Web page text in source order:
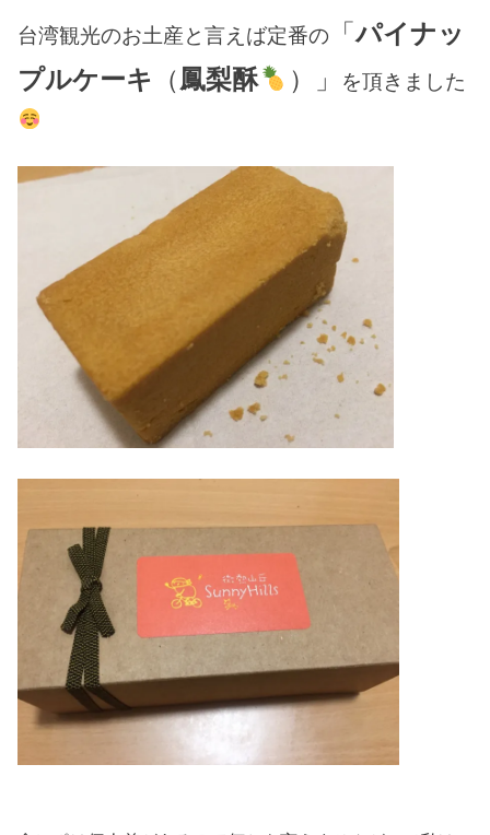
台湾観光のお土産と言えば定番の 「パイナッ
プルケーキ
（ 鳳梨酥 ）」 を頂きました